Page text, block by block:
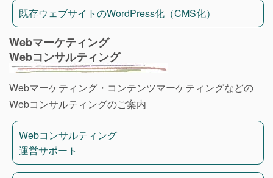
既存ウェブサイトのWordPress化（CMS化）
Webマーケティング
Webコンサルティング
Webマーケティング・コンテンツマーケティングなどの
Webコンサルティングのご案内
Webコンサルティング
運営サポート